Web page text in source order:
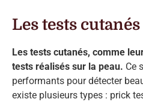
Les tests cutanés
Les tests cutanés, comme
tests réalisés sur la peau. Ce
performants pour détecter
existe plusieurs types : prick